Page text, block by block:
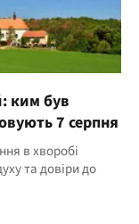
ким був
7 серпня
в хворобі
та довіри до